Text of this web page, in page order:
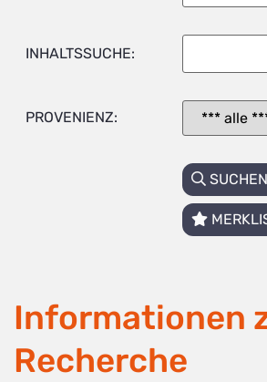
INHALTSSUCHE:
PROVENIENZ:
SUCHEN
Informationen
Recherche